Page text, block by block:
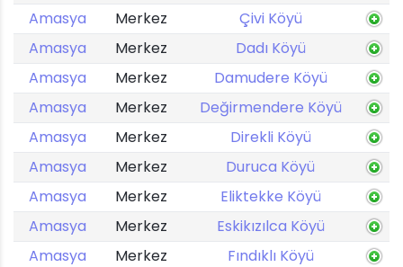
Amasya
Merkez
Çivi Köyü
Amasya
Merkez
Dadı Köyü
Amasya
Merkez
Damudere Köyü
Amasya
Merkez
Değirmendere Köyü
Amasya
Merkez
Direkli Köyü
Amasya
Merkez
Duruca Köyü
Amasya
Merkez
Eliktekke Köyü
Amasya
Merkez
Eskikızılca Köyü
Amasya
Merkez
Fındıklı Köyü